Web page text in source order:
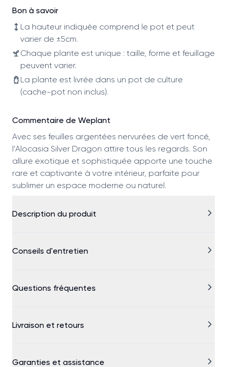
Bon à savoir
La hauteur indiquée comprend le pot et peut
varier de ±5cm.
Chaque plante est unique : taille, forme et feuillage
peuvent varier.
La plante est livrée dans un pot de culture
(cache-pot non inclus).
Commentaire de Weplant
Avec ses feuilles argentées nervurées de vert foncé,
l’Alocasia Silver Dragon attire tous les regards. Son
allure exotique et sophistiquée apporte une touche
rare et captivante à votre intérieur, parfaite pour
sublimer un espace moderne ou naturel.
Description du produit
Conseils d'entretien
Questions fréquentes
Livraison et retours
Garanties et assistance